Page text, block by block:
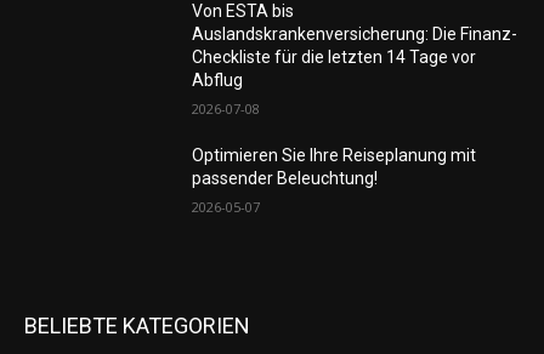
Von ESTA bis
Auslandskrankenversicherung: Die Finanz-
Checkliste für die letzten 14 Tage vor
Abflug
2026-07-08
Optimieren Sie Ihre Reiseplanung mit
passender Beleuchtung!
2026-05-07
BELIEBTE KATEGORIEN